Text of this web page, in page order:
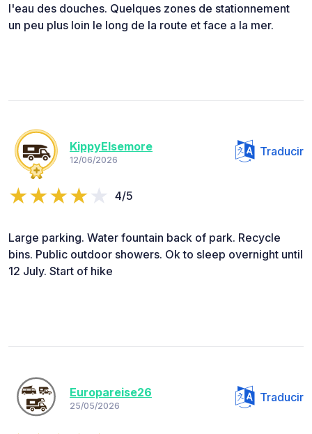
l'eau des douches. Quelques zones de stationnement
un peu plus loin le long de la route et face a la mer.
KippyElsemore
12/06/2026
Traducir
4/5
Large parking. Water fountain back of park. Recycle
bins. Public outdoor showers. Ok to sleep overnight until
12 July. Start of hike
Europareise26
25/05/2026
Traducir